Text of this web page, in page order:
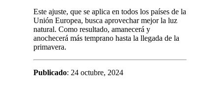
Este ajuste, que se aplica en todos los países de la
Unión Europea, busca aprovechar mejor la luz
natural. Como resultado, amanecerá y
anochecerá más temprano hasta la llegada de la
primavera.
Publicado: 24 octubre, 2024